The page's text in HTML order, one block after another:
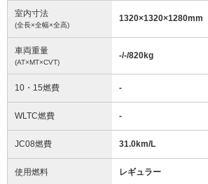
室内寸法
(全長×全幅×全高)
1320×1320×1280mm
車両重量
(AT×MT×CVT)
-/-/820kg
10・15燃費 -
WLTC燃費 -
JC08燃費 31.0km/L
使用燃料 レギュラー